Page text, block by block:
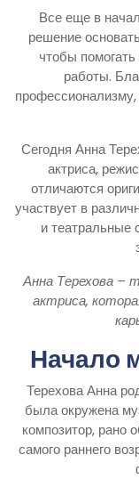
Все еще в
решение
чтобы
работы.
Сегодня Анна
актриса,
отличаются
участвует в
и театральные
Анна Терехова –
актриса,
Начало
Терехова Анна
была окружена
композитор, рано
самого раннего